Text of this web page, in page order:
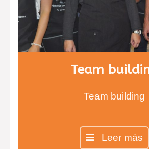
Team
Team building
Leer más